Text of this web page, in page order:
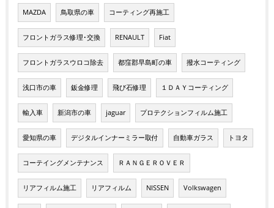
MAZDA 鳥取県の車 コーティング再施工
フロントガラス修理･交換 RENAULT Fiat
フロントガラスウロコ除去 都窪郡早島町の車 撥水コーティング
浅口市の車 鈑金修理 飛び石修理 １ＤＡＹコーティング
輸入車 新潟市の車 jaguar プロテクションフィルム施工
愛知県の車 デジタルインナーミラー取付 自動車ガラス トヨタ
コーテイングメンテナンス ＲＡＮＧＥＲＯＶＥＲ
リアフィルム施工 リアフィルム NISSEN Volkswagen